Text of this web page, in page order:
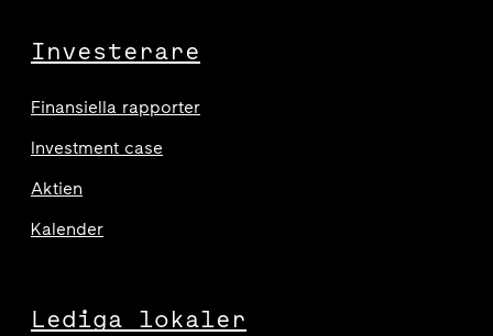
Investerare
Finansiella rapporter
Investment case
Aktien
Kalender
Lediga lokaler